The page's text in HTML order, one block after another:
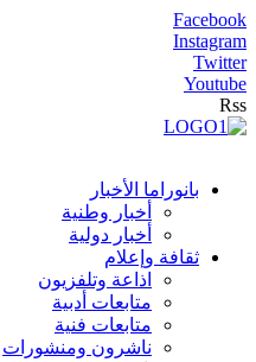
Facebook
Instagram
Twitter
Youtube
Rss
بانوراما الأخبار
أخبار وطنية
أخبار دولية
ثقافة وإعلام
اذاعة وتلفزيون
متابعات أدبية
متابعات فنية
ناشرون ومنشورات